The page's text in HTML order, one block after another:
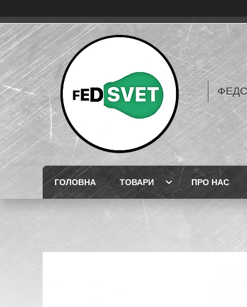
ГОЛОВНА ТОВАРИ ПРО НАС